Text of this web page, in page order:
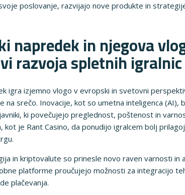
poslovanje, razvijajo nove produkte in
napredek in njegova
razvoja spletnih igralnic
igra izjemno vlogo v evropski in svetovni
na srečo. Inovacije, kot so umetna inteligenca (AI),
ki povečujejo preglednost, poštenost in
kot je Rant Casino, da ponudijo igralcem bolj
in kriptovalute so prinesle novo raven varnosti
platforme proučujejo možnosti za integracijo
plačevanja.